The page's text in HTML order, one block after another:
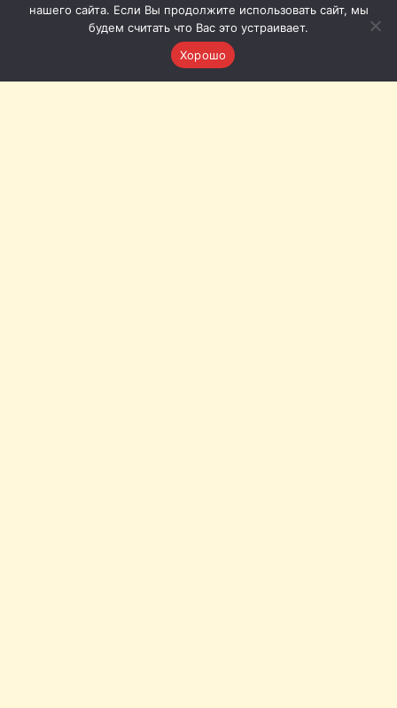
нашего сайта. Если Вы продолжите использовать сайт, мы
будем считать что Вас это устраивает.
Хорошо